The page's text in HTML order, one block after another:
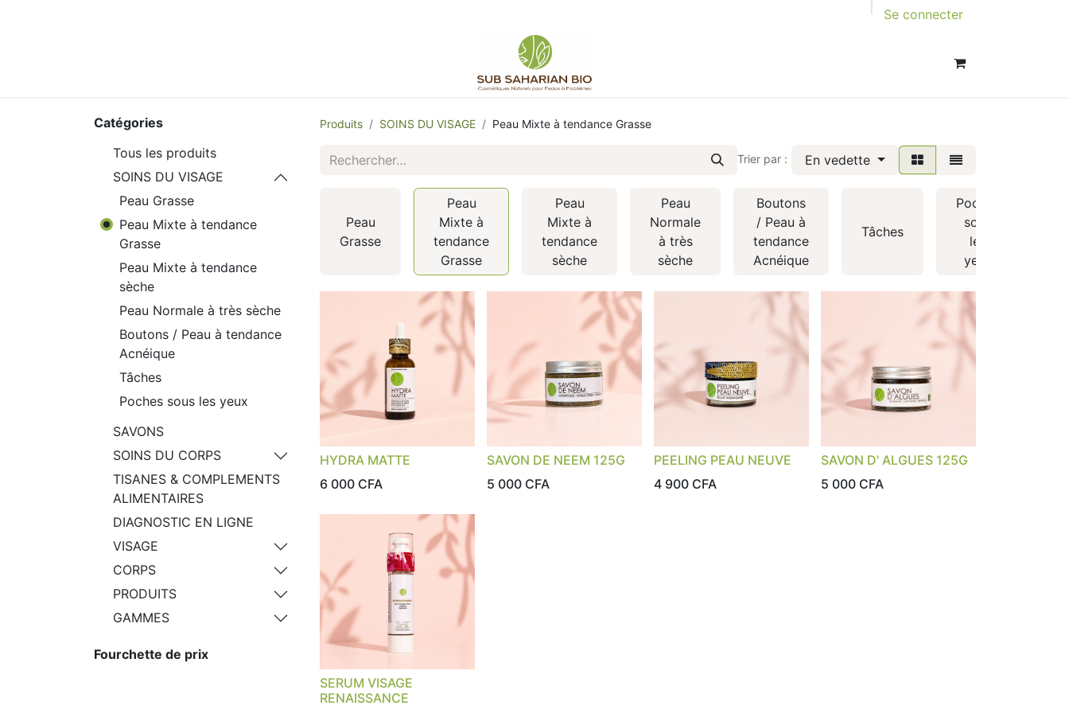
Se connecter
Catégories
Tous les produits
SOINS DU VISAGE
Peau Grasse
Peau Mixte à tendance
Grasse
Peau Mixte à tendance
sèche
Peau Normale à très sèche
Boutons / Peau à tendance
Acnéique
Tâches
Poches sous les yeux
SAVONS
SOINS DU CORPS
TISANES & COMPLEMENTS
ALIMENTAIRES
DIAGNOSTIC EN LIGNE
VISAGE
CORPS
PRODUITS
GAMMES
Fourchette de prix
Produits SOINS DU VISAGE Peau Mixte à tendance Grasse
Trier par : En vedette
Peau
Grasse
Peau
Mixte à
tendance
Grasse
Peau
Mixte à
tendance
sèche
Peau
Normale
à très
sèche
Boutons
/ Peau à
tendance
Acnéique
Tâches
Poches
sous
les
yeux
HYDRA MATTE
6 000 CFA
SAVON DE NEEM 125G
5 000 CFA
PEELING PEAU NEUVE
4 900 CFA
SAVON D' ALGUES 125G
5 000 CFA
SERUM VISAGE
RENAISSANCE